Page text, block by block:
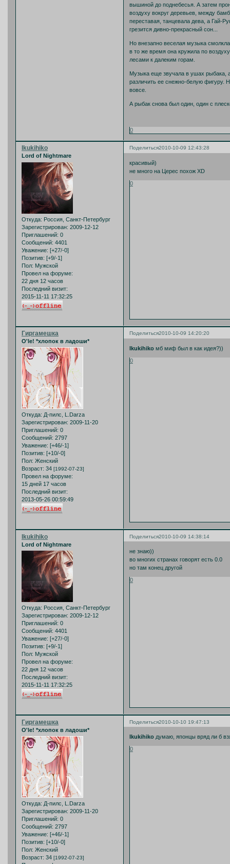
вышиной до поднебесья. А затем
воздуху вокруг деревьев, между
переставая, танцевала дева, а Гай-
грезится дивно-прекрасный сон...
Но внезапно веселая музыка
в то же время она кружила по
лесами к далеким горам.
Музыка еще звучала в ушах рыбака,
различить ее снежно-белую фигуру.
вовсе.
А рыбак снова был один, один с
0
Поделиться2010-10-09 12:43:28
Ikukihiko
Lord of Nightmare
Откуда: Россия, Санкт-Петербург
Зарегистрирован: 2009-12-12
Приглашений: 0
Сообщений: 4401
Уважение: [+27/-0]
Позитив: [+9/-1]
Пол: Мужской
Провел на форуме:
22 дня 12 часов
Последний визит:
2015-11-11 17:32:25
красивый)
не много на Церес похож XD
0
Поделиться2010-10-09 14:20:20
Гиргамешка
O'le! *хлопок в ладоши*
Откуда: Д-пилс, L.Darza
Зарегистрирован: 2009-11-20
Приглашений: 0
Сообщений: 2797
Уважение: [+46/-1]
Позитив: [+10/-0]
Пол: Женский
Возраст: 34 [1992-07-23]
Провел на форуме:
15 дней 17 часов
Последний визит:
2013-05-26 00:59:49
Ikukihiko мб миф был в как идея?))
0
Поделиться2010-10-09 14:38:14
Ikukihiko
Lord of Nightmare
Откуда: Россия, Санкт-Петербург
Зарегистрирован: 2009-12-12
Приглашений: 0
Сообщений: 4401
Уважение: [+27/-0]
Позитив: [+9/-1]
Пол: Мужской
Провел на форуме:
22 дня 12 часов
Последний визит:
2015-11-11 17:32:25
не знаю))
во многих странах говорят есть 0.0
но там конец другой
0
Поделиться2010-10-10 19:47:13
Гиргамешка
O'le! *хлопок в ладоши*
Откуда: Д-пилс, L.Darza
Зарегистрирован: 2009-11-20
Приглашений: 0
Сообщений: 2797
Уважение: [+46/-1]
Позитив: [+10/-0]
Пол: Женский
Возраст: 34 [1992-07-23]
Ikukihiko думаю, японцы вряд ли б
0